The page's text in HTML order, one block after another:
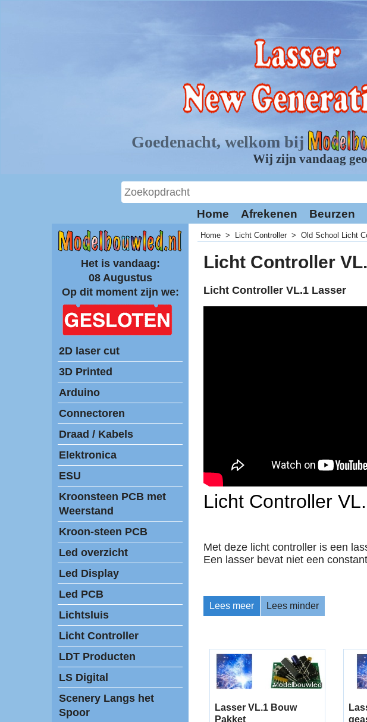
Home Afrekenen Beurzen
Het is vandaag:
08 Augustus
Op dit moment zijn we:
2D laser cut
3D Printed
Arduino
Connectoren
Draad / Kabels
Elektronica
ESU
Kroonsteen PCB met
Weerstand
Kroon-steen PCB
Led overzicht
Led Display
Led PCB
Lichtsluis
Licht Controller
LDT Producten
LS Digital
Scenery Langs het
Spoor
Home > Licht Controller > Old School Licht
Licht Controller
Licht Controller VL.1 Lasser
Licht Controller
Met deze licht controller is een
Een lasser bevat niet een
Lees meer Lees minder
Lasser VL.1 Bouw
Pakket